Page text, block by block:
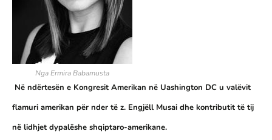
Nga Ermira Babamusta
Në ndërtesën e Kongresit Amerikan në Uashington DC u valëvit
flamuri amerikan për nder të z. Engjëll Musai dhe kontributit të tij
në lidhjet dypalëshe shqiptaro-amerikane.